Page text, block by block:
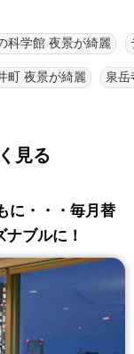
科学館 夜景が綺麗
町 夜景が綺麗 泉岳
見る
に・・・毎月替
ブルに！